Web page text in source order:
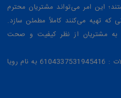
این امر می‌تواند مشتریان محترم
که تهیه می‌کنند کاملاً مطمئن سازد.
به مشتریان از نظر کیفیت و صحت
شماره کارت جهت خرید محصولات : 6104337531945416 به نام رویا